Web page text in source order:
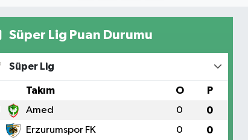
Süper Lig Puan Durumu
Süper Lig
Takım O P
Amed 0 0
Erzurumspor FK 0 0